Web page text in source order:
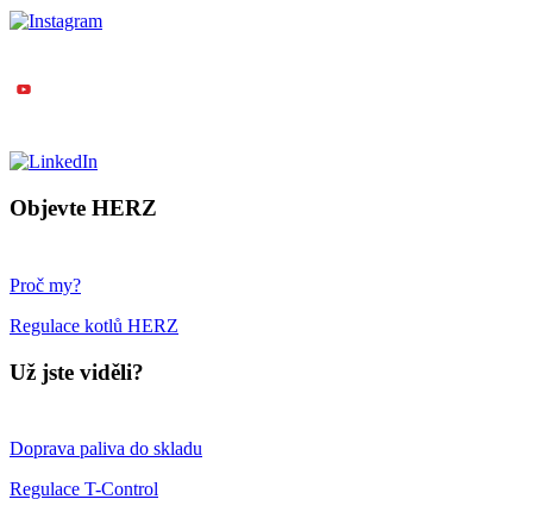
Objevte HERZ
Proč my?
Regulace kotlů HERZ
Už jste viděli?
Doprava paliva do skladu
Regulace T-Control